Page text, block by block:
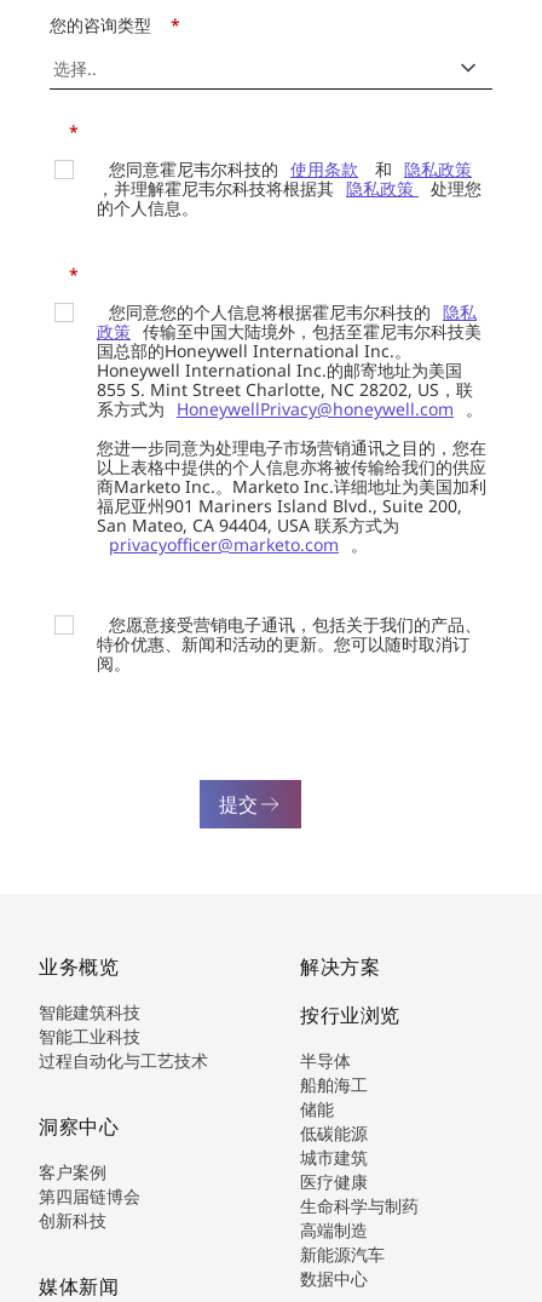
*
您的咨询类型
*
您同意霍尼韦尔科技的 使用条款 和 隐私政策
，并理解霍尼韦尔科技将根据其 隐私政策
处理您
的个人信息。
*
您同意您的个人信息将根据霍尼韦尔科技的 隐私
政策 传输至中国大陆境外，包括至霍尼韦尔科技美
国总部的Honeywell International Inc.。
Honeywell International Inc.的邮寄地址为美国
855 S. Mint Street Charlotte, NC 28202, US，联
系方式为
HoneywellPrivacy@honeywell.com
。
您进一步同意为处理电子市场营销通讯之目的，您在
以上表格中提供的个人信息亦将被传输给我们的供应
商Marketo Inc.。Marketo Inc.详细地址为美国加利
福尼亚州901 Mariners Island Blvd., Suite 200,
San Mateo, CA 94404, USA 联系方式为
privacyofficer@marketo.com
。
您愿意接受营销电子通讯，包括关于我们的产品、
特价优惠、新闻和活动的更新。您可以随时取消订
阅。
提交
业务概览
智能建筑科技
智能工业科技
过程自动化与工艺技术
洞察中心
客户案例
第四届链博会
创新科技
媒体新闻
解决方案
按行业浏览
半导体
船舶海工
储能
低碳能源
城市建筑
医疗健康
生命科学与制药
高端制造
新能源汽车
数据中心